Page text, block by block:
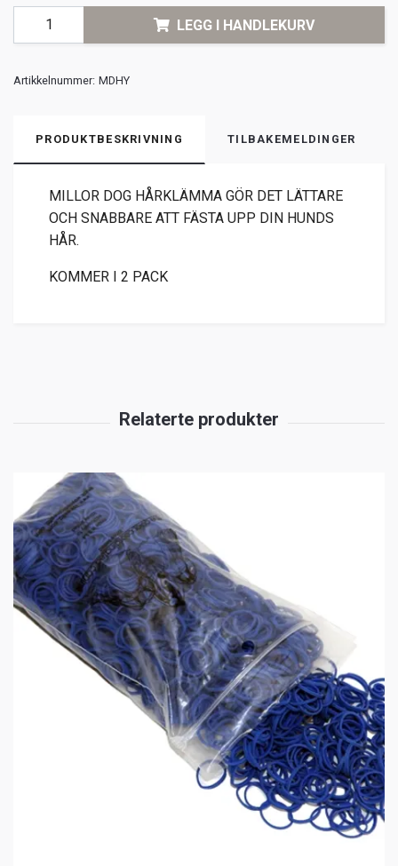
LEGG I HANDLEKURV
Artikkelnummer: MDHY
PRODUKTBESKRIVNING TILBAKEMELDINGER
MILLOR DOG HÅRKLÄMMA GÖR DET LÄTTARE
OCH SNABBARE ATT FÄSTA UPP DIN HUNDS
HÅR.
KOMMER I 2 PACK